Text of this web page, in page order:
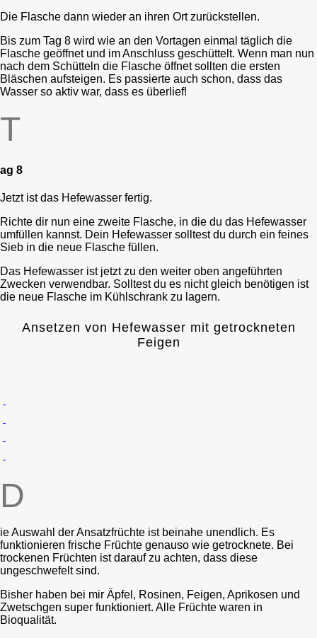
Die Flasche dann wieder an ihren Ort zurückstellen.
Bis zum Tag 8 wird wie an den Vortagen einmal täglich die
Flasche geöffnet und im Anschluss geschüttelt. Wenn man nun
nach dem Schütteln die Flasche öffnet sollten die ersten
Bläschen aufsteigen. Es passierte auch schon, dass das
Wasser so aktiv war, dass es überlief!
T
ag 8
Jetzt ist das Hefewasser fertig.
Richte dir nun eine zweite Flasche, in die du das Hefewasser
umfüllen kannst. Dein Hefewasser solltest du durch ein feines
Sieb in die neue Flasche füllen.
Das Hefewasser ist jetzt zu den weiter oben angeführten
Zwecken verwendbar. Solltest du es nicht gleich benötigen ist
die neue Flasche im Kühlschrank zu lagern.
Ansetzen von Hefewasser mit getrockneten
Feigen
D
ie Auswahl der Ansatzfrüchte ist beinahe unendlich. Es
funktionieren frische Früchte genauso wie getrocknete. Bei
trockenen Früchten ist darauf zu achten, dass diese
ungeschwefelt sind.
Bisher haben bei mir Äpfel, Rosinen, Feigen, Aprikosen und
Zwetschgen super funktioniert. Alle Früchte waren in
Bioqualität.